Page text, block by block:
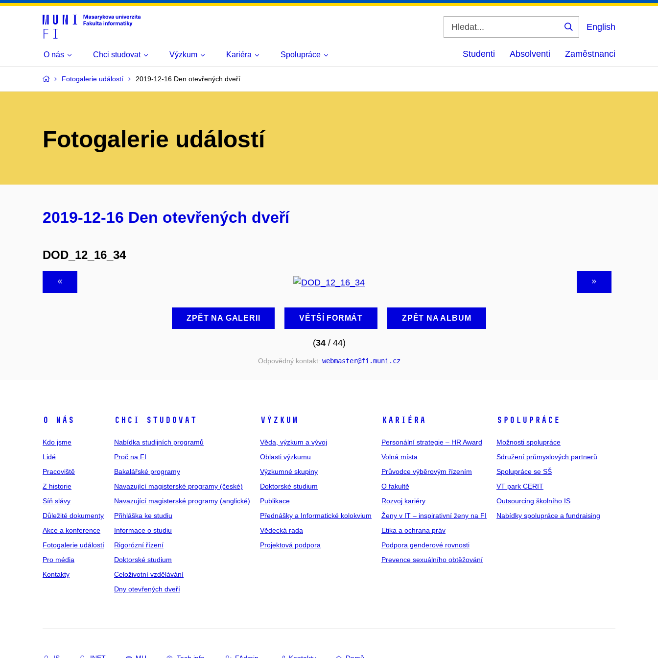
Vyhledat
English
O nás Chci studovat Výzkum Kariéra Spolupráce Studenti Absolventi Zaměstnanci
Fotogalerie událostí 2019-12-16 Den otevřených dveří
Fotogalerie událostí
2019-12-16 Den otevřených dveří
DOD_12_16_34
ZPĚT NA GALERII VĚTŠÍ FORMÁT ZPĚT NA ALBUM
(34/ 44)
Odpovědný kontakt: webmaster@fi .muni .cz
O NÁS
Kdo jsme
Lidé
Pracoviště
Z historie
Síň slávy
Důležité dokumenty
Akce a konference
Fotogalerie událostí
Pro média
Kontakty
CHCI STUDOVAT
Nabídka studijních programů
Proč na FI
Bakalářské programy
Navazující magisterské programy (české)
Navazující magisterské programy (anglické)
Přihláška ke studiu
Informace o studiu
Rigorózní řízení
Doktorské studium
Celoživotní vzdělávání
Dny otevřených dveří
VÝZKUM
Věda, výzkum a vývoj
Oblasti výzkumu
Výzkumné skupiny
Doktorské studium
Publikace
Přednášky a Informatické kolokvium
Vědecká rada
Projektová podpora
KARIÉRA
Personální strategie – HR Award
Volná místa
Průvodce výběrovým řízením
O fakultě
Rozvoj kariéry
Ženy v IT – inspirativní ženy na FI
Etika a ochrana práv
Podpora genderové rovnosti
Prevence sexuálního obtěžování
SPOLUPRÁCE
Možnosti spolupráce
Sdružení průmyslových partnerů
Spolupráce se SŠ
VT park CERIT
Outsourcing školního IS
Nabídky spolupráce a fundraising